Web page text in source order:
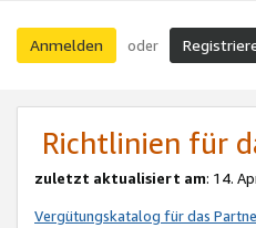
Anmelden oder
Richtlinien für
zuletzt aktualisiert am: 14.
Vergütungskatalog für das